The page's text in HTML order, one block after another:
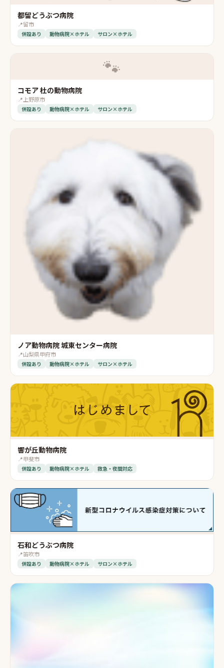
都留どうぶつ病院
📍留市
併設あり 動物病院×ホテル サロン×ホテル
🐾
コモア 杜の動物病院
📍 上野原市
併設あり 動物病院×ホテル サロン×ホテル
ノア動物病院 城東センター病院
📍山梨県甲府市
併設あり 動物病院×ホテル サロン×ホテル
響が丘動物病院
📍甲斐市
併設あり 動物病院×ホテル 救急・夜間対応
石和どうぶつ病院
📍笛吹市
併設あり 動物病院×ホテル サロン×ホテル